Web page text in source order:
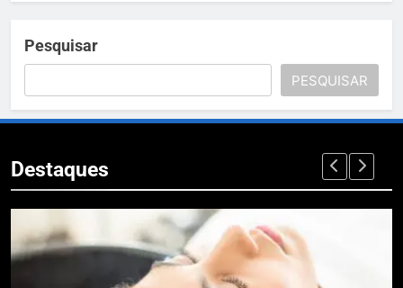
Pesquisar
PESQUISAR
Destaques